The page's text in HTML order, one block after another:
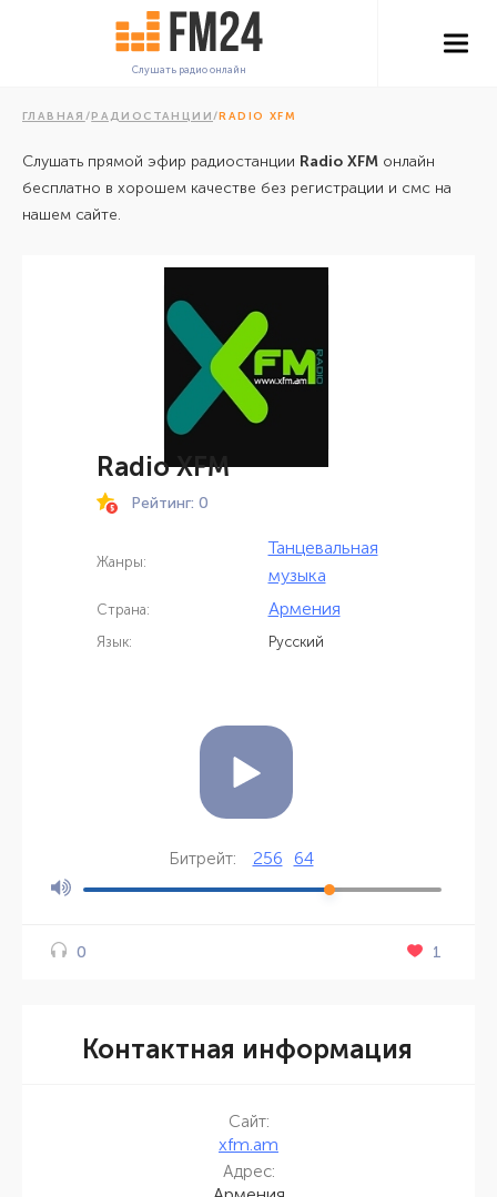
Слушать радио онлайн
ГЛАВНАЯ /РАДИОСТАНЦИИ/RADIO XFM
Слушать прямой эфир радиостанции Radio XFM онлайн
бесплатно в хорошем качестве без регистрации и смс на
нашем сайте.
Radio XFM
Рейтинг: 0
Жанры:
Танцевальная
музыка
Страна: Армения
Язык: Русский
Битрейт: 256 64
0 1
Контактная информация
Сайт:
xfm.am
Адрес: